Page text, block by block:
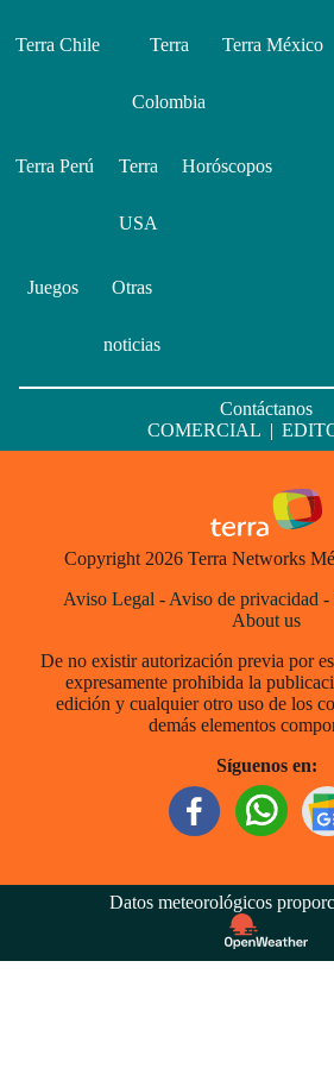
Terra Chile Terra
Colombia
Terra México
Terra Perú Terra
USA
Horóscopos
Juegos Otras
noticias
Contáctanos
COMERCIAL |
Copyright 2026 Terra Networks
Aviso Legal - Aviso de privacidad -
About us
De no existir autorización previa por
expresamente prohibida la
edición y cualquier otro uso de los
demás elementos
Síguenos en:
Datos meteorológicos